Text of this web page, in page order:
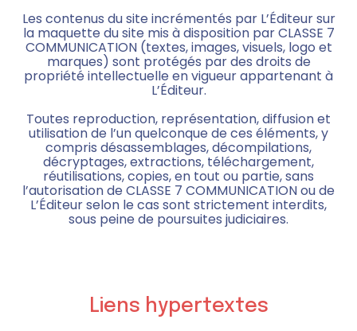
Les contenus du site incrémentés par L’Éditeur sur
la maquette du site mis à disposition par CLASSE 7
COMMUNICATION (textes, images, visuels, logo et
marques) sont protégés par des droits de
propriété intellectuelle en vigueur appartenant à
L’Éditeur.
Toutes reproduction, représentation, diffusion et
utilisation de l’un quelconque de ces éléments, y
compris désassemblages, décompilations,
décryptages, extractions, téléchargement,
réutilisations, copies, en tout ou partie, sans
l’autorisation de CLASSE 7 COMMUNICATION ou de
L’Éditeur selon le cas sont strictement interdits,
sous peine de poursuites judiciaires.
Liens hypertextes